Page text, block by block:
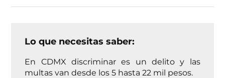
Lo que necesitas saber:
En CDMX discriminar es un delito y las
multas van desde los 5 hasta 22 mil pesos.